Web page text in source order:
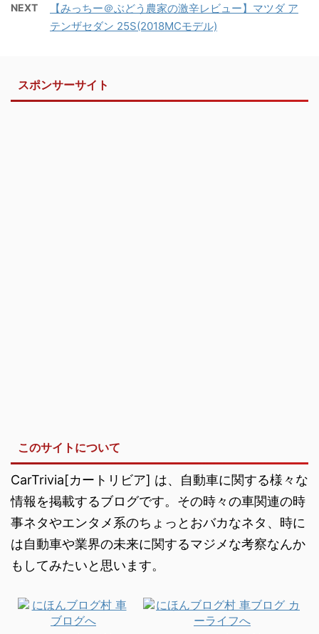
NEXT
【みっちー＠ぶどう農家の激辛レビュー】マツダ ア
テンザセダン 25S(2018MCモデル)
スポンサーサイト
このサイトについて
CarTrivia[カートリビア] は、自動車に関する様々な
情報を掲載するブログです。その時々の車関連の時
事ネタやエンタメ系のちょっとおバカなネタ、時に
は自動車や業界の未来に関するマジメな考察なんか
もしてみたいと思います。